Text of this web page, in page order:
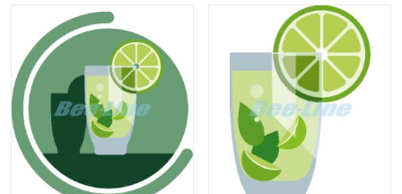
Ferie, rejser
Fiskeri
Fly, luftfart
Folkeslag
Forår
Fritid, hobby
Frugt, grønt
Halloween
Håndværk